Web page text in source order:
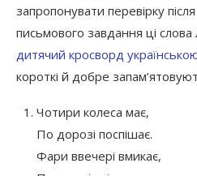
запропонувати перевірку
письмового завдання ці
дитячий кросворд
короткі й добре
Чотири колеса має,
По дорозі поспішає.
Фари ввечері вмикає,